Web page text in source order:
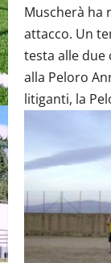
Muscherà ha
attacco. Un
testa alle due
alla Peloro
litiganti, la